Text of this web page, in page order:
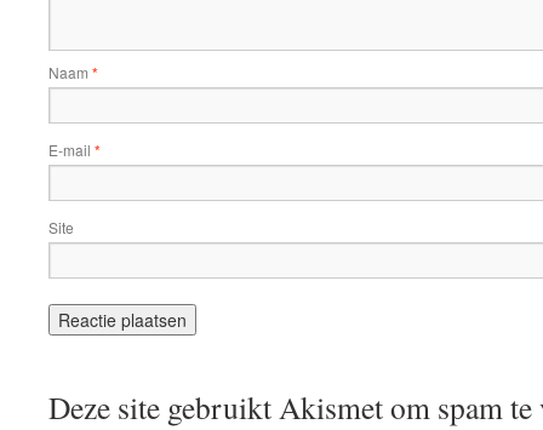
Naam *
E-mail *
Site
Deze site gebruikt Akismet om spam